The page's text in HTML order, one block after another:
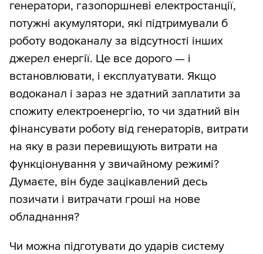
генератори, газопоршневі електростанції,
потужні акумулятори, які підтримували б
роботу водоканалу за відсутності інших
джерел енергії. Це все дорого — і
встановлювати, і експлуатувати. Якщо
водоканал і зараз не здатний заплатити за
спожиту електроенергію, то чи здатний він
фінансувати роботу від генераторів, витрати
на яку в рази перевищують витрати на
функціонування у звичайному режимі?
Думаєте, він буде зацікавлений десь
позичати і витрачати гроші на нове
обладнання?
Чи можна підготувати до ударів систему